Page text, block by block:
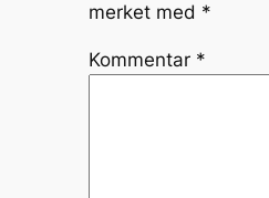
merket med *
Kommentar *